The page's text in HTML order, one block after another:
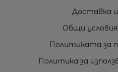
Доставка
Общи условия
Политиката за
Политика за